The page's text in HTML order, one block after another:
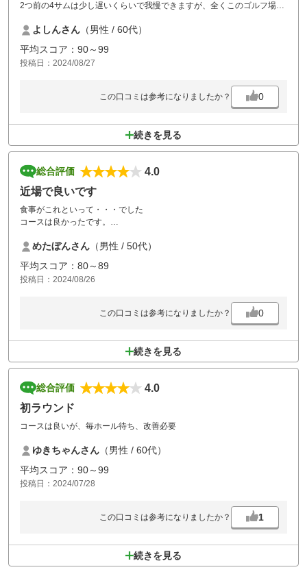
2つ前の4サムは少し遅いくらいで我慢できますが、全くこのゴルフ場で
資格無し マスター室に後半連絡をして、注意喚起して頂いたかは、わ
かりませんが最終ホールまで
全く同じペースで、前半、後半各3時間ずつのゴルフとなりました。
ほぼ全ホール5分から10分待ち
の直し（マスター室にグリーンフォーク無いので仕方がないかもです
が）が全くなされていない。バンカーの足跡も沢山残ったまま、グリー
泣いていると思います。 価格はアコーディアゴルフ場では高い方です
が、全体的に評価はガタ下がりです。 秋のシーズンにここでコンペを
計画していますが、メンテナンス頼みます。
よしんさん （男性 / 60代）
平均スコア：90～99
投稿日：2024/08/27
この口コミは参考になりましたか？ 0
続きを見る
総合評価
4.0
近場で良いです
食事がこれといって・・・でした
コースは良かったです。
てのプレーで疲れました。
めたぼんさん （男性 / 50代）
平均スコア：80～89
投稿日：2024/08/26
この口コミは参考になりましたか？ 0
続きを見る
総合評価
4.0
初ラウンド
コースは良いが、毎ホール待ち、改善必要
ゆきちゃんさん （男性 / 60代）
平均スコア：90～99
投稿日：2024/07/28
この口コミは参考になりましたか？ 1
続きを見る